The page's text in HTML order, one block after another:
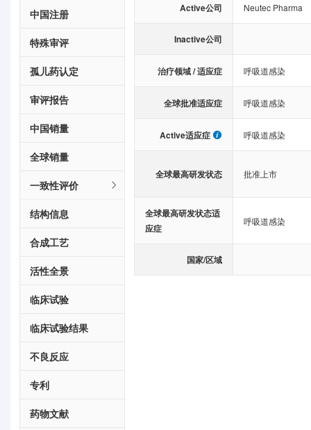
中国注册
特殊审评
孤儿药认定
审评报告
中国销量
全球销量
一致性评价
结构信息
合成工艺
活性全景
临床试验
临床试验结果
不良反应
专利
药物文献
Active公司 Neutec Pharma
Inactive公司
治疗领域 / 适应症 呼吸道感染
全球批准适应症 呼吸道感染
Active适应症 呼吸道感染
全球最高研发状态 批准上市
全球最高研发状态适
应症
呼吸道感染
国家/区域